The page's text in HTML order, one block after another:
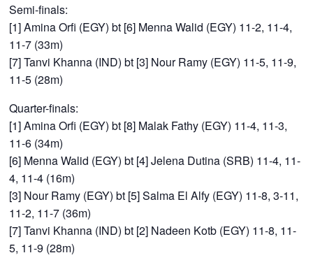
Semi-finals:
[1] Amina Orfi (EGY) bt [6] Menna Walid (EGY) 11-2, 11-4,
11-7 (33m)
[7] Tanvi Khanna (IND) bt [3] Nour Ramy (EGY) 11-5, 11-9,
11-5 (28m)
Quarter-finals:
[1] Amina Orfi (EGY) bt [8] Malak Fathy (EGY) 11-4, 11-3,
11-6 (34m)
[6] Menna Walid (EGY) bt [4] Jelena Dutina (SRB) 11-4, 11-
4, 11-4 (16m)
[3] Nour Ramy (EGY) bt [5] Salma El Alfy (EGY) 11-8, 3-11,
11-2, 11-7 (36m)
[7] Tanvi Khanna (IND) bt [2] Nadeen Kotb (EGY) 11-8, 11-
5, 11-9 (28m)